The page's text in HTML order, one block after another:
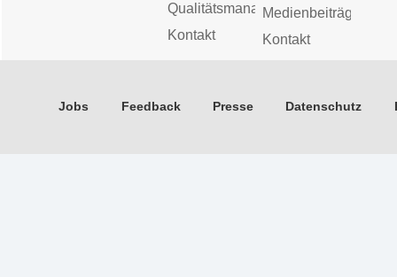
Qualitätsmanagement
Kontakt
Medienbeiträge
Kontakt
Jobs Feedback Presse Datenschutz